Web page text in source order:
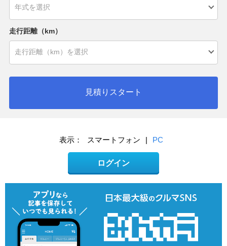
走行距離（km）
見積りスタート
表示： スマートフォン | PC
ログイン